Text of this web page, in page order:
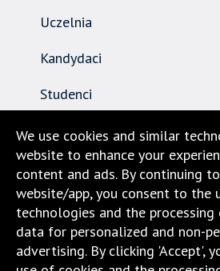
Uczelnia
Kandydaci
Studenci
Pracownicy
Nauka
Biuro karier
Kontakt
We use cookies and similar
website to enhance your
content and ads. By continuing
website/app, you consent to the
technologies and the
data for personalized and non-
advertising. By clicking 'Accept',